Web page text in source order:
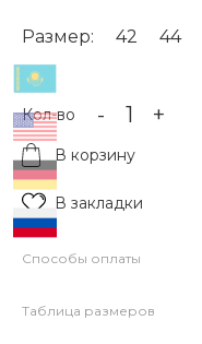
Размер: 42 44
Кол-во - +
В корзину
В закладки
Способы оплаты
Таблица размеров